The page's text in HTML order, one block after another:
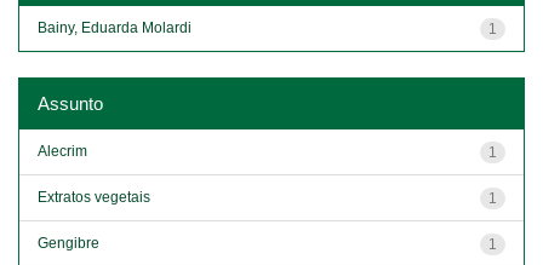
1
Bainy, Eduarda Molardi
Assunto
1
Alecrim
1
Extratos vegetais
1
Gengibre